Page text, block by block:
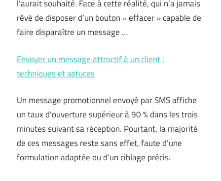
l’aurait souhaité. Face à cette réalité, qui n’a jamais
rêvé de disposer d’un bouton « effacer » capable de
faire disparaître un message …
Envoyer un message attractif à un client :
techniques et astuces
Un message promotionnel envoyé par SMS affiche
un taux d’ouverture supérieur à 90 % dans les trois
minutes suivant sa réception. Pourtant, la majorité
de ces messages reste sans effet, faute d’une
formulation adaptée ou d’un ciblage précis.